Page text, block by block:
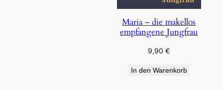
Maria – die makellos
empfangene Jungfrau
9,90€
In den Warenkorb